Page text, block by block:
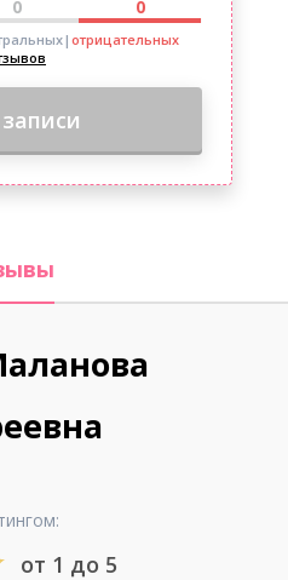
0 0
| отрицательных
от 1 до 5